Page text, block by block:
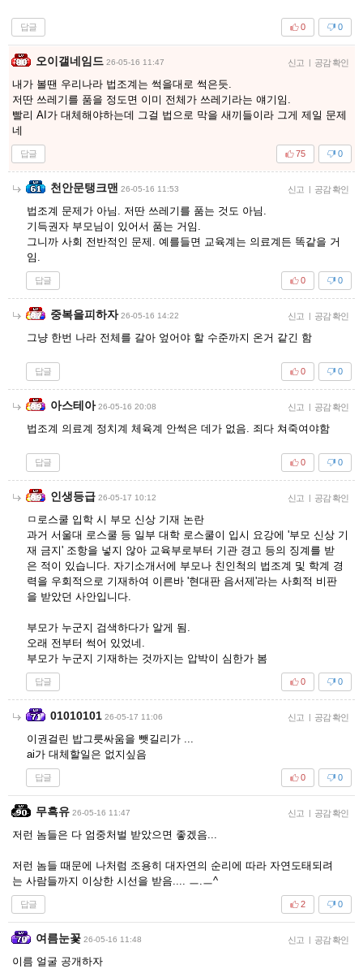
답글 0
0
오이갤네임드 26-05-16 11:47 신고 | 공감 확인
내가 볼땐 우리나라 법조계는 썩을대로 썩은듯.
저딴 쓰레기를 품을 정도면 이미 전체가 쓰레기라는 얘기임.
빨리 AI가 대체해야하는데 그걸 법으로 막을 새끼들이라 그게 제일 문제
네
답글 0
75
천안문탱크맨 26-05-16 11:53 신고 | 공감 확인
법조계 문제가 아님. 저딴 쓰레기를 품는 것도 아님.
기득권자 부모님이 있어서 품는 거임.
그니까 사회 전반적인 문제. 예를들면 교육계는 의료계든 똑같을 거
임.
답글 0
0
중복을피하자 26-05-16 14:22 신고 | 공감 확인
그냥 한번 나라 전체를 갈아 엎어야 할 수준까지 온거 같긴 함
답글 0
0
아스테아 26-05-16 20:08 신고 | 공감 확인
법조계 의료계 정치계 체육계 안썩은 데가 없음. 죄다 쳐죽여야함
답글 0
0
인생등급 26-05-17 10:12 신고 | 공감 확인
ㅁ로스쿨 입학 시 부모 신상 기재 논란
과거 서울대 로스쿨 등 일부 대학 로스쿨이 입시 요강에 '부모 신상 기
재 금지' 조항을 넣지 않아 교육부로부터 기관 경고 등의 징계를 받
은 적이 있습니다. 자기소개서에 부모나 친인척의 법조계 및 학계 경
력을 우회적으로 기재하여 이른바 '현대판 음서제'라는 사회적 비판
을 받았던 사안입니다.
부모가 누군지 검색하다가 알게 됨.
오래 전부터 썩어 있었네.
부모가 누군지 기재하는 것까지는 압박이 심한가 봄
답글 0
0
01010101 26-05-17 11:06 신고 | 공감 확인
이권걸린 밥그릇싸움을 뺏길리가 ...
ai가 대체할일은 없지싶음
답글 0
0
무흑유 26-05-16 11:47 신고 | 공감 확인
저런 놈들은 다 엄중처벌 받았으면 좋겠음...
저런 놈들 때문에 나처럼 조용히 대자연의 순리에 따라 자연도태되려
는 사람들까지 이상한 시선을 받음.... ㅡ.ㅡ^
답글 0
2
여름눈꽃 26-05-16 11:48 신고 | 공감 확인
이름 얼굴 공개하자